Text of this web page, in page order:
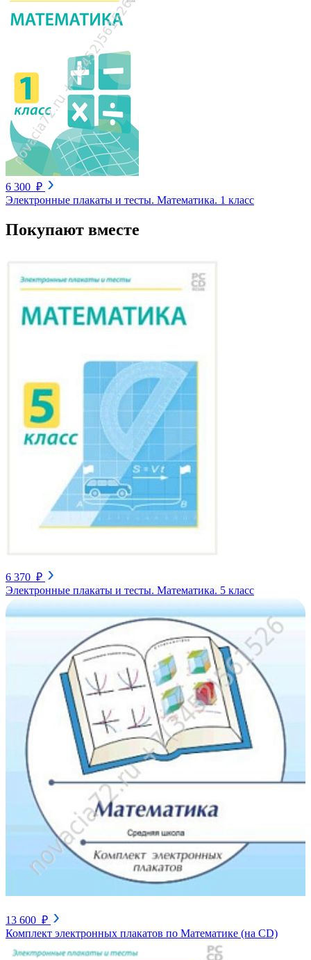
6 300 ₽
Электронные плакаты и тесты. Математика. 1 класс
Покупают вместе
6 370 ₽
Электронные плакаты и тесты. Математика. 5 класс
13 600 ₽
Комплект электронных плакатов по Математике (на CD)